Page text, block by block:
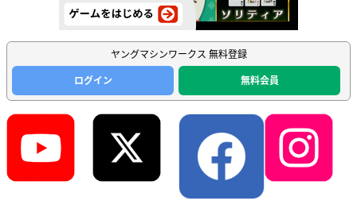
ヤングマシンワークス 無料登録
ログイン
無料会員